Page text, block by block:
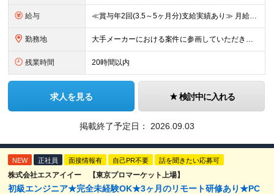
給与 ≪賞与年2回(3.5～5ヶ月分)支給実績あり≫ 月給35万円～45万円＋賞与年2回＋交通費(月5万円まで)＋資格取得支援・手当あり＋時間外手当(100％支給) ※経験・知識・技術などを最大限考慮した
勤務地 大手メーカーにおける案件に参画していただきます！ 当社メンバーがメインとなっているチームに配属されるので、ご安心ください。 もちろん、希望もしっかりと考慮します。 ■東京本社、大阪事務所、および東京
残業時間 20時間以内
求人を見る 検討中に入れる
掲載終了予定日： 2026.09.03
NEW 正社員 面接情報有 自己PR不要 話を聞きたい応募可
株式会社エスアイイー 【東京プロマーケット上場】
初級エンジニア★完全未経験OK★3ヶ月のリモート研修あり★PC